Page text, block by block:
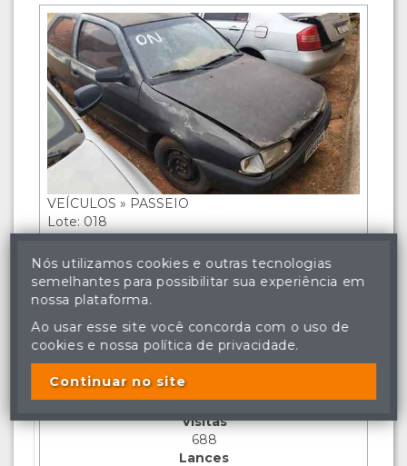
VEÍCULOS » PASSEIO
Lote: 018
VOLKSWAGEN GOL SPECIAL -
2002/2002 (CINZA) - PARA
CIRCULAR COM DIREITO A
DOCUMENTAÇÃO
Veículo na cidade de CAMPO GRANDE
SEM LANCE
Visitas
688
Lances
Nós utilizamos cookies e outras tecnologias
semelhantes para possibilitar sua experiência em
nossa plataforma.
Ao usar esse site você concorda com o uso de
cookies e nossa política de privacidade.
Continuar no site